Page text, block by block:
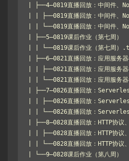
| ├──4–0819直播回放：中间件、
| | ├──0819直播回放：中间件、
| | └──0819直播回放：中间件、
| ├──5–0819课后作业（第七周）
| | └──0819课后作业（第七周
| ├──6–0821直播回放：应用服务
| | ├──0821直播回放：应用服务
| | └──0821直播回放：应用服
| ├──7–0826直播回放：
| | ├──0826直播回放：
| | └──0826直播回放：
| ├──8–0828直播回放：HTTP协议
| | ├──0828直播回放：HTTP协议
| | └──0828直播回放：HTTP协
| └──9–0828课后作业（第八周）